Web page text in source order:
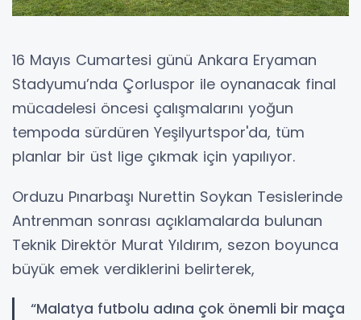
16 Mayıs Cumartesi günü Ankara Eryaman
Stadyumu’nda Çorluspor ile oynanacak final
mücadelesi öncesi çalışmalarını yoğun
tempoda sürdüren Yeşilyurtspor'da, tüm
planlar bir üst lige çıkmak için yapılıyor.
Orduzu Pınarbaşı Nurettin Soykan Tesislerinde
Antrenman sonrası açıklamalarda bulunan
Teknik Direktör Murat Yıldırım, sezon boyunca
büyük emek verdiklerini belirterek,
“Malatya futbolu adına çok önemli bir maça